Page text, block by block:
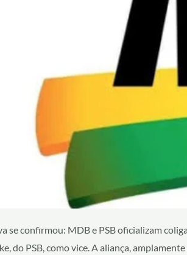
se confirmou: MDB e PSB oficializam
do PSB, como vice. A aliança,